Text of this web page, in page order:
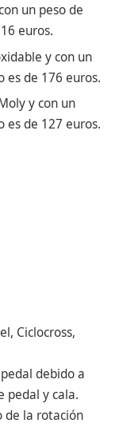
un peso de
euros.
y con un
es de 176 euros.
y con un
es de 127 euros.
Ciclocross,
debido a
pedal y cala.
de la rotación